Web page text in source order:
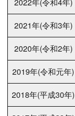
2021年(令和3年)
2020年(令和2年)
2019年(令和元年)
2018年(平成30年)